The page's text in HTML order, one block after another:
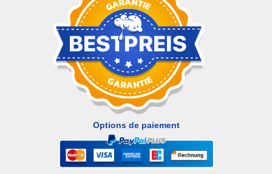
Options de paiement